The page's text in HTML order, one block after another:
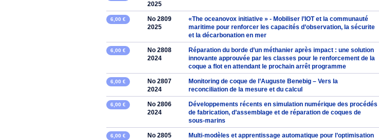
2025
6,00 €
No 2809
2025
«The oceanovox initiative » - Mobiliser l’IOT et la communauté
maritime pour renforcer les capacités d’observation, la sécurite
et la décarbonation en mer
6,00 €
No 2808
2024
Réparation du borde d’un méthanier après impact : une solution
innovante approuvée par les classes pour le renforcement de la
coque a flot en attendant le prochain arrêt programme
6,00 €
No 2807
2024
Monitoring de coque de l’Auguste Benebig – Vers la
reconciliation de la mesure et du calcul
6,00 €
No 2806
2024
Développements récents en simulation numérique des procédés
de fabrication, d’assemblage et de réparation de coques de
sous-marins
6,00 €
No 2805
Multi-modèles et apprentissage automatique pour l’optimisation